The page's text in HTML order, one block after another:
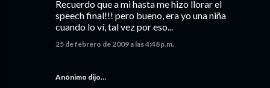
Recuerdo que a mi hasta me hizo llorar el
speech final!!! pero bueno, era yo una niña
cuando lo ví, tal vez por eso...
25 de febrero de 2009 a las 4:48 p.m.
Anónimo dijo…